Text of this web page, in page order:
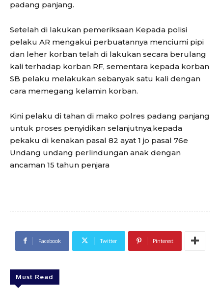
padang panjang.
Setelah di lakukan pemeriksaan Kepada polisi
pelaku AR mengakui perbuatannya menciumi pipi
dan leher korban telah di lakukan secara berulang
kali terhadap korban RF, sementara kepada korban
SB pelaku melakukan sebanyak satu kali dengan
cara memegang kelamin korban.
Kini pelaku di tahan di mako polres padang panjang
untuk proses penyidikan selanjutnya,kepada
pekaku di kenakan pasal 82 ayat 1 jo pasal 76e
Undang undang perlindungan anak dengan
ancaman 15 tahun penjara
Facebook Twitter Pinterest
Must Read